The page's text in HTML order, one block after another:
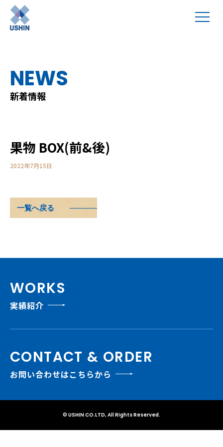
NEWS
新着情報
果物 BOX(前&後)
2022年7月15日
一覧へ戻る
CONTACT & ORDER
お問い合わせはこちらから
WORKS
実績紹介
© USHIN CO.LTD, All Rights Reserved.